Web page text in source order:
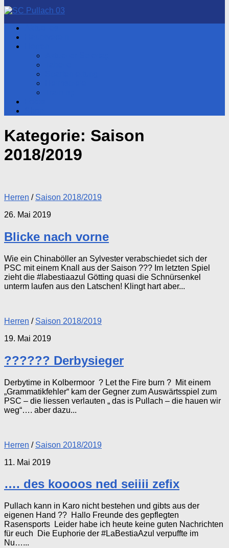
Kategorie: Saison
2018/2019
Herren / Saison 2018/2019
26. Mai 2019
Blicke nach vorne
Wie ein Chinaböller an Sylvester verabschiedet sich der
PSC mit einem Knall aus der Saison ??? Im letzten Spiel
zieht die #labestiaazul Götting quasi die Schnürsenkel
unterm laufen aus den Latschen! Klingt hart aber...
Herren / Saison 2018/2019
19. Mai 2019
?????? Derbysieger
Derbytime in Kolbermoor ? Let the Fire burn ? Mit einem
„Grammatikfehler“ kam der Gegner zum Auswärtsspiel zum
PSC – die liessen verlauten „ das is Pullach – die hauen wir
weg“…. aber dazu...
Herren / Saison 2018/2019
11. Mai 2019
…. des koooos ned seiiii zefix
Pullach kann in Karo nicht bestehen und gibts aus der
eigenen Hand ?? Hallo Freunde des gepflegten
Rasensports Leider habe ich heute keine guten Nachrichten
für euch Die Euphorie der #LaBestiaAzul verpuffte im
Nu…...